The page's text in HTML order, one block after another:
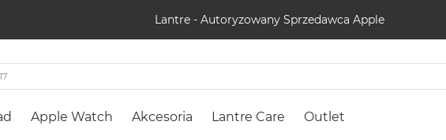
Lantre - Autoryzowany Sprzedawca Apple
Apple Watch Akcesoria Lantre Care Outlet